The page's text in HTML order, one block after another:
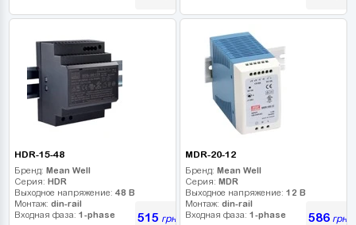
HDR-15-48
Бренд: Mean Well
Серия: HDR
Выходное напряжение: 48 В
Монтаж: din-rail
Входная фаза: 1-phase 515 грн
MDR-20-12
Бренд: Mean Well
Серия: MDR
Выходное напряжение: 12 В
Монтаж: din-rail
Входная фаза: 1-phase 586грн